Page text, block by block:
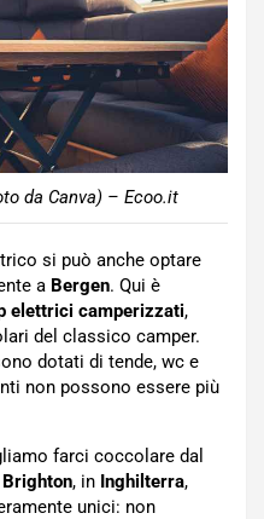
da Canva) – Ecoo.it
si può anche optare
a Bergen. Qui è
elettrici camperizzati,
del classico camper.
dotati di tende, wc e
non possono essere più
farci coccolare dal
Brighton, in Inghilterra,
unici: non